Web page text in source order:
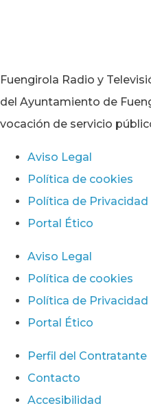
Fuengirola Radio y
del Ayuntamiento de
vocación de servicio
Aviso Legal
Política de cookies
Política de Privacidad
Portal Ético
Aviso Legal
Política de cookies
Política de Privacidad
Portal Ético
Perfil del Contratante
Contacto
Accesibilidad